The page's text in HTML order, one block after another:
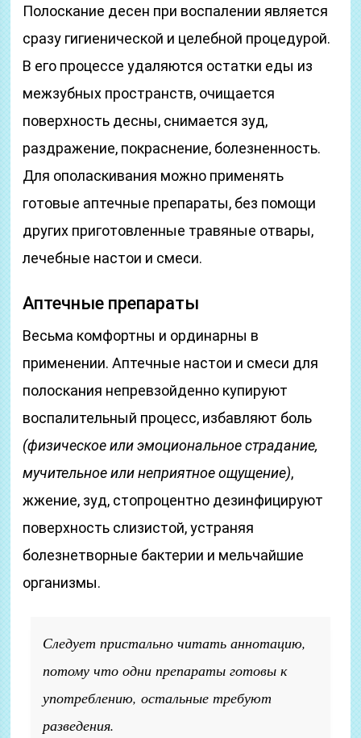
Полоскание десен при воспалении является
сразу гигиенической и целебной процедурой.
В его процессе удаляются остатки еды из
межзубных пространств, очищается
поверхность десны, снимается зуд,
раздражение, покраснение, болезненность.
Для ополаскивания можно применять
готовые аптечные препараты, без помощи
других приготовленные травяные отвары,
лечебные настои и смеси.
Аптечные препараты
Весьма комфортны и ординарны в
применении. Аптечные настои и смеси для
полоскания непревзойденно купируют
воспалительный процесс, избавляют боль
(физическое или эмоциональное страдание,
мучительное или неприятное ощущение),
жжение, зуд, стопроцентно дезинфицируют
поверхность слизистой, устраняя
болезнетворные бактерии и мельчайшие
организмы.
Следует пристально читать аннотацию,
потому что одни препараты готовы к
употреблению, остальные требуют
разведения.